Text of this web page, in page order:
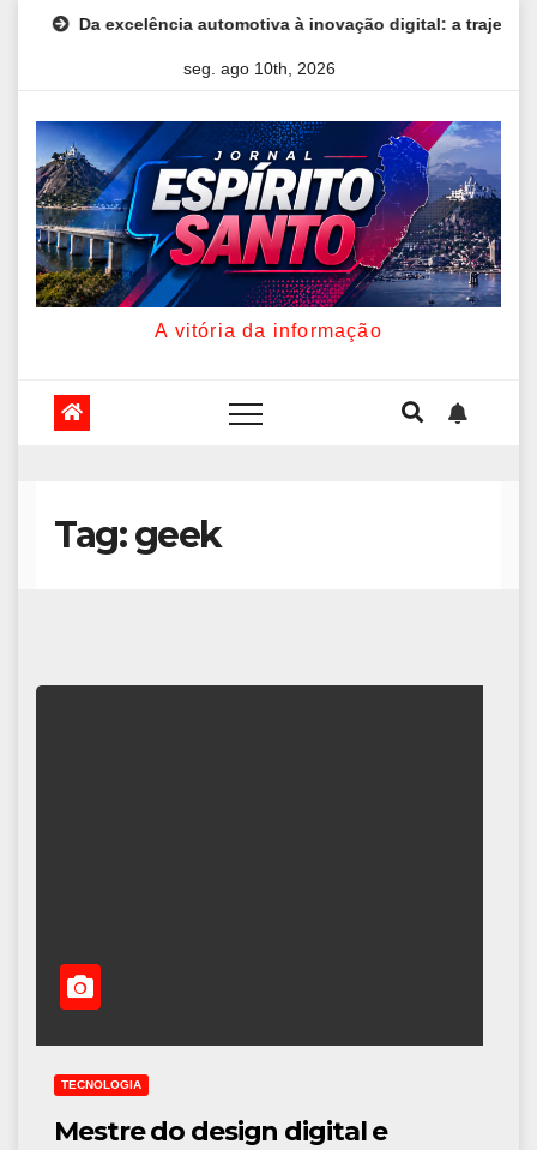
Da excelência automotiva à inovação digital: a trajetória
seg. ago 10th, 2026
A vitória da informação
Tag:geek
TECNOLOGIA
Mestre do design digital e